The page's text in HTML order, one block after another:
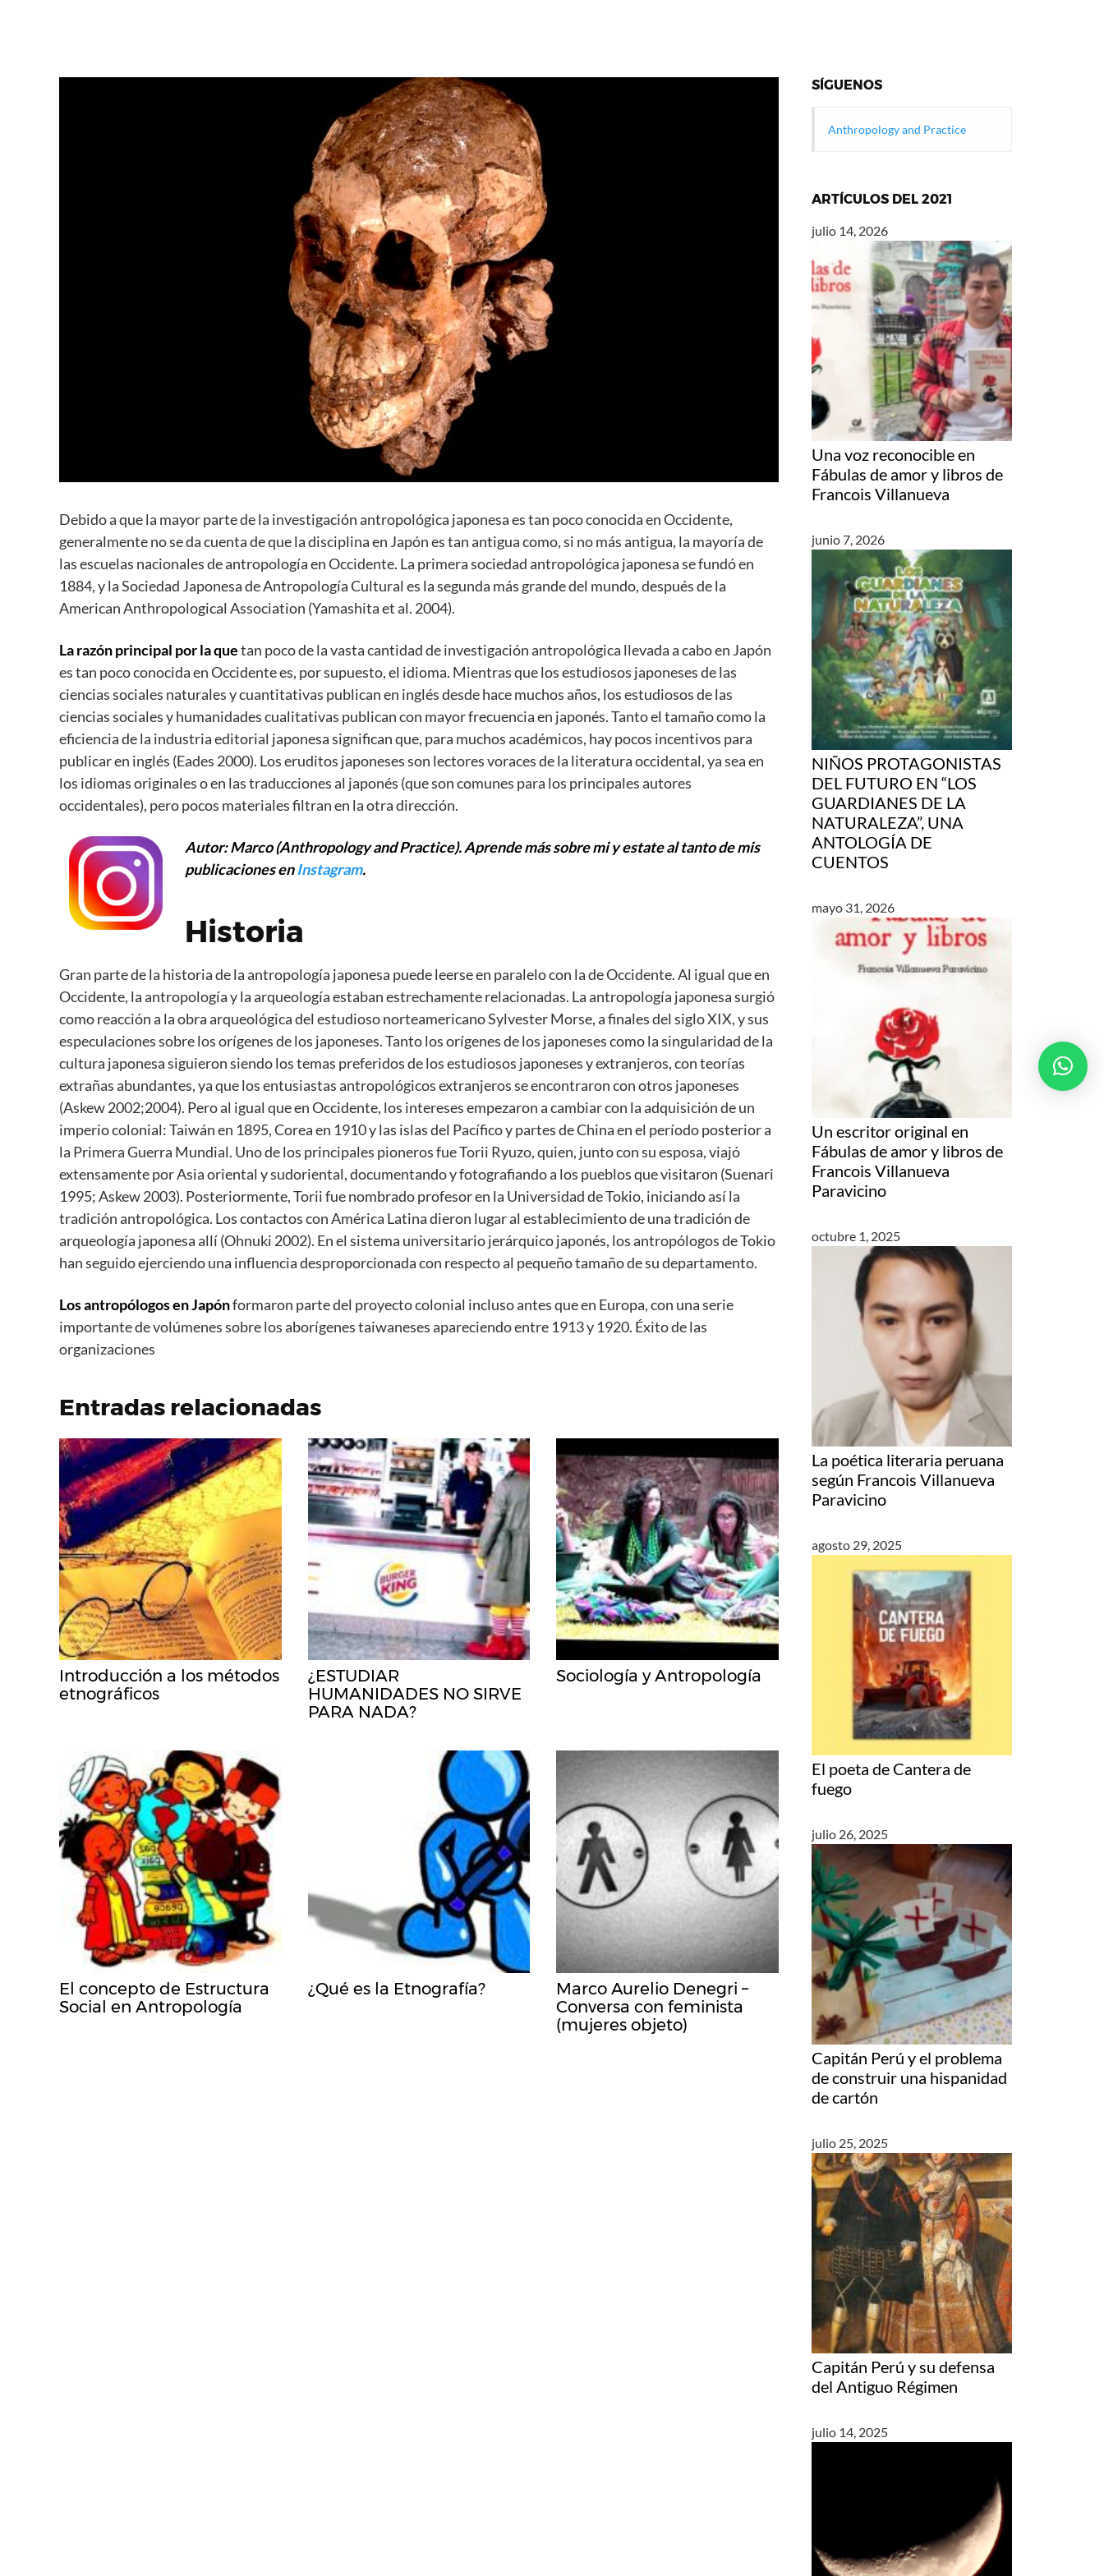
Debido a que la mayor parte de la investigación antropológica japonesa es tan poco conocida en Occidente,
generalmente no se da cuenta de que la disciplina en Japón es tan antigua como, si no más antigua, la mayoría de
las escuelas nacionales de antropología en Occidente. La primera sociedad antropológica japonesa se fundó en
1884, y la Sociedad Japonesa de Antropología Cultural es la segunda más grande del mundo, después de la
American Anthropological Association (Yamashita et al. 2004).
La razón principal por la quetan poco de la vasta cantidad de investigación antropológica llevada a cabo en Japón
es tan poco conocida en Occidente es, por supuesto, el idioma. Mientras que los estudiosos japoneses de las
ciencias sociales naturales y cuantitativas publican en inglés desde hace muchos años, los estudiosos de las
ciencias sociales y humanidades cualitativas publican con mayor frecuencia en japonés. Tanto el tamaño como la
eficiencia de la industria editorial japonesa significan que, para muchos académicos, hay pocos incentivos para
publicar en inglés (Eades 2000). Los eruditos japoneses son lectores voraces de la literatura occidental, ya sea en
los idiomas originales o en las traducciones al japonés (que son comunes para los principales autores
occidentales), pero pocos materiales filtran en la otra dirección.
Autor: Marco (Anthropology and Practice). Aprende más sobre mi y estate al tanto demis
publicaciones enInstagram.
Historia
Gran parte de la historia de la antropología japonesa puede leerse en paralelo con la de Occidente. Al igual que en
Occidente, la antropología y la arqueología estaban estrechamente relacionadas. La antropología japonesa surgió
como reacción a la obra arqueológica del estudioso norteamericano Sylvester Morse, a finales del siglo XIX, y sus
especulaciones sobre los orígenes de los japoneses. Tanto los orígenes de los japoneses como la singularidad de la
cultura japonesa siguieron siendo los temas preferidos de los estudiosos japoneses y extranjeros, con teorías
extrañas abundantes, ya que los entusiastas antropológicos extranjeros se encontraron con otros japoneses
(Askew 2002;2004). Pero al igual que en Occidente, los intereses empezaron a cambiar con la adquisición de un
imperio colonial: Taiwán en 1895, Corea en 1910 y las islas del Pacífico y partes de China en el período posterior a
la Primera Guerra Mundial. Uno de los principales pioneros fue Torii Ryuzo, quien, junto con su esposa, viajó
extensamente por Asia oriental y sudoriental, documentando y fotografiando a los pueblos que visitaron (Suenari
1995; Askew 2003). Posteriormente, Torii fue nombrado profesor en la Universidad de Tokio, iniciando así la
tradición antropológica. Los contactos con América Latina dieron lugar al establecimiento de una tradición de
arqueología japonesa allí (Ohnuki 2002). En el sistema universitario jerárquico japonés, los antropólogos de Tokio
han seguido ejerciendo una influencia desproporcionada con respecto al pequeño tamaño de su departamento.
Los antropólogos en Japónformaron parte del proyecto colonial incluso antes que en Europa, con una serie
importante de volúmenes sobre los aborígenes taiwaneses apareciendo entre 1913 y 1920. Éxito de las
organizaciones
Entradas relacionadas
Introducción a los métodos
etnográficos
¿ESTUDIAR
HUMANIDADES NO SIRVE
PARA NADA?
Sociología y Antropología
El concepto de Estructura
Social en Antropología
¿Qué es la Etnografía?
Marco Aurelio Denegri –
Conversa con feminista
(mujeres objeto)
SÍGUENOS
Anthropology and Practice
ARTÍCULOS DEL 2021
julio 14, 2026
Una voz reconocible en
Fábulas de amor y libros de
Francois Villanueva
junio 7, 2026
NIÑOS PROTAGONISTAS
DEL FUTURO EN “LOS
GUARDIANES DE LA
NATURALEZA”, UNA
ANTOLOGÍA DE
CUENTOS
mayo 31, 2026
Un escritor original en
Fábulas de amor y libros de
Francois Villanueva
Paravicino
octubre 1, 2025
La poética literaria peruana
según Francois Villanueva
Paravicino
agosto 29, 2025
El poeta de Cantera de
fuego
julio 26, 2025
Capitán Perú y el problema
de construir una hispanidad
de cartón
julio 25, 2025
Capitán Perú y su defensa
del Antiguo Régimen
julio 14, 2025